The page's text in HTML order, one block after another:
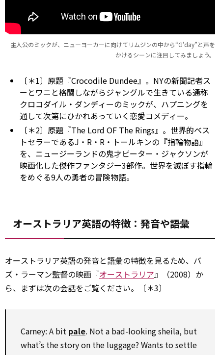
主人公のミックが、ニューヨーカーに向けてリムジンの中から“G’day”と声を
かけるシーンに注目してみましょう。
〔＊1〕原題『Crocodile Dundee』。NYの新聞記者ス
ーとワニと格闘しながらジャングルで生きている通称
クロコダイル・ダンディーのミックが、ハプニングを
通して次第にひかれあっていく恋愛コメディー。
〔＊2〕原題『The Lord OF The Rings』。世界的ベス
トセラーであるJ・R・R・トールキンの『指輪物語』
を、ニュージーランドの鬼才ピーター・ジャクソンが
映画化した傑作ファンタジー3部作。世界を滅ぼす指輪
をめぐる9人の勇者の冒険物語。
オーストラリア英語の特徴：発音や語彙
オーストラリア英語の発音と語彙の特徴を見るため、バ
ズ・ラーマン監督の映画『オーストラリア』（2008）か
ら、まずは次の会話をご覧ください。〔＊3〕
Carney: A bit pale. Not a bad-looking sheila, but
what’s the story on the luggage? Wants to settle